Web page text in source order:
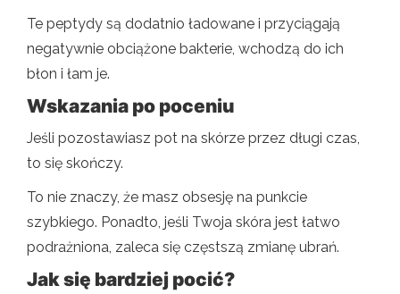
Te peptydy są dodatnio ładowane i przyciągają
negatywnie obciążone bakterie, wchodzą do ich
błon i łam je.
Wskazania po poceniu
Jeśli pozostawiasz pot na skórze przez długi czas,
to się skończy.
To nie znaczy, że masz obsesję na punkcie
szybkiego. Ponadto, jeśli Twoja skóra jest łatwo
podrażniona, zaleca się częstszą zmianę ubrań.
Jak się bardziej pocić?